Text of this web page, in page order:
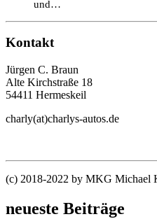
und…
Kontakt
Jürgen C. Braun
Alte Kirchstraße 18
54411 Hermeskeil
charly(at)charlys-autos.de
(c) 2018-2022 by MKG Michael
neueste Beiträge